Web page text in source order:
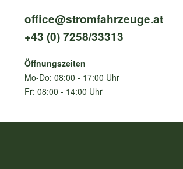
office@stromfahrzeuge.at
+43 (0) 7258/33313
Öffnungszeiten
Mo-Do: 08:00 - 17:00 Uhr
Fr: 08:00 - 14:00 Uhr